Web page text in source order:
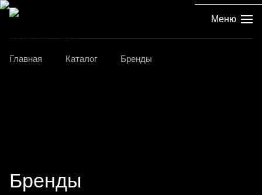
Меню
Главная Каталог Бренды
Бренды